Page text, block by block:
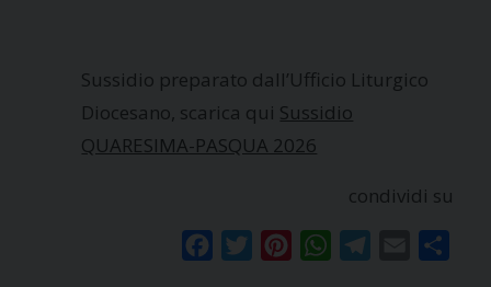
Sussidio preparato dall’Ufficio Liturgico
Diocesano, scarica qui Sussidio
QUARESIMA-PASQUA 2026
condividi su
FacebookTwitterPinterestWhatsAppTelegram
Email